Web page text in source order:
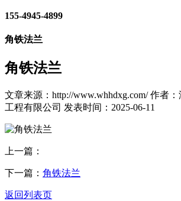
155-4945-4899
角铁法兰
角铁法兰
文章来源：http://www.whhdxg.com/ 作者：
工程有限公司 发表时间：2025-06-11
上一篇：
下一篇： 角铁法兰
返回列表页